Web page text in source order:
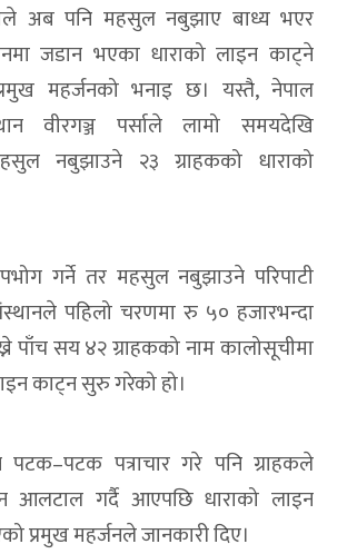
अब पनि महसुल नबुझाए बाध्य भएर
जडान भएका धाराको लाइन काट्ने
महर्जनको भनाइ छ। यस्तै, नेपाल
वीरगञ्ज पर्साले लामो समयदेखि
नबुझाउने २३ ग्राहकको धाराको
गर्ने तर महसुल नबुझाउने परिपाटी
पहिलो चरणमा रु ५० हजारभन्दा
पाँच सय ४२ ग्राहकको नाम कालोसूचीमा
काट्न सुरु गरेको हो।
पत्राचार गरे पनि ग्राहकले
आलटाल गर्दै आएपछि धाराको लाइन
प्रमुख महर्जनले जानकारी दिए।